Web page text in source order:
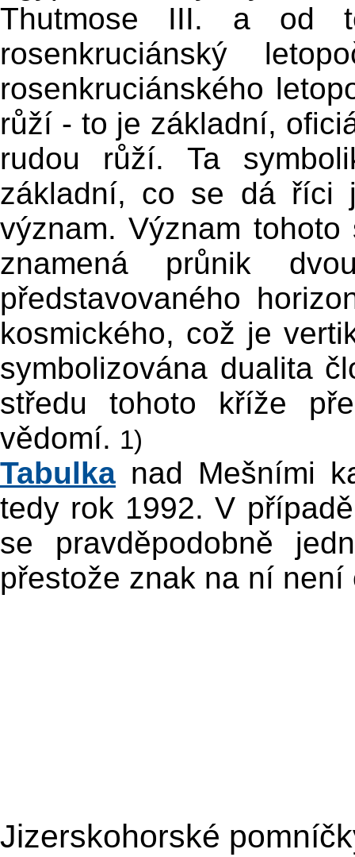
Thutmose III. a od
rosenkruciánský
rosenkruciánského
růží - to je základní,
rudou růží. Ta
základní, co se dá říci
význam. Význam
znamená průnik
představovaného
kosmického, což je
symbolizována dualita
středu tohoto kříže
vědomí. 1)
Tabulka nad Mešními
tedy rok 1992. V
se pravděpodobně
přestože znak na ní
Jizerskohorské